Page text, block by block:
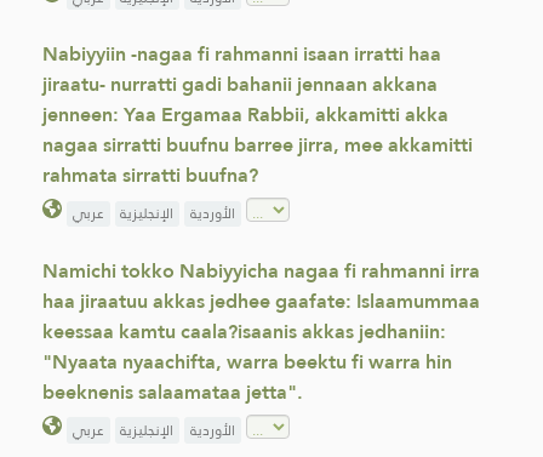
Nabiyyiin -nagaa fi rahmanni isaan irratti haa
jiraatu- nurratti gadi bahanii jennaan akkana
jenneen: Yaa Ergamaa Rabbii, akkamitti akka
nagaa sirratti buufnu barree jirra, mee akkamitti
rahmata sirratti buufna?
عربي الإنجليزية الأوردية
Namichi tokko Nabiyyicha nagaa fi rahmanni irra
haa jiraatuu akkas jedhee gaafate: Islaamummaa
keessaa kamtu caala?isaanis akkas jedhaniin:
"Nyaata nyaachifta, warra beektu fi warra hin
beeknenis salaamataa jetta". ​
عربي الإنجليزية الأوردية